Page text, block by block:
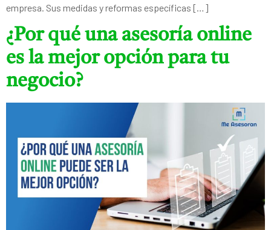
empresa. Sus medidas y reformas específicas […]
¿Por qué una asesoría online
es la mejor opción para tu
negocio?